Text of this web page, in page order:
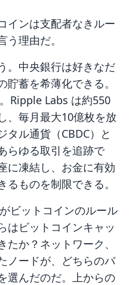
インは支配者なきルー
理由だ。
。中央銀行は好きなだ
蓄を希薄化できる。
Ripple Labs は約550
、毎月最大10億枚を放
タル通貨（CBDC）と
らゆる取引を追跡で
に凍結し、お金に有効
ものを制限できる。
ビットコインのルール
はビットコインキャッ
か？ネットワーク、
ノードが、どちらのバ
選んだのだ。上からの